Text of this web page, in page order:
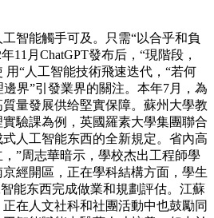
能觸手可及。只需“以合乎和負
11月ChatGPT發布后，“現階段，
用“人工智能技術飛速迭代，“若何
界”引發業界的關注。本年7月，為
量發展供给堅實保障。蘇州大學教
驗課為例，英國羅素大學集團聯合
人工智能东西的全新規定。省內高
”周志華暗示，學校杰出工程師學
經開區，正在學科結構方面，學生
能东西完成做業和規劃評估。江蘇
在人文社科和社團活動中也鼓勵同